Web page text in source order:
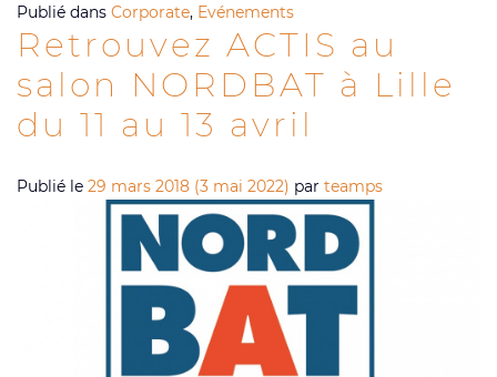
Publié dans Corporate, Evénements
Retrouvez ACTIS au
salon NORDBAT à Lille
du 11 au 13 avril
Publié le 29 mars 2018 (3 mai 2022) par teamps